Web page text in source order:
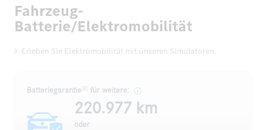
Fahrzeug-
Batterie/Elektromobilität
Erleben Sie Elektromobilität mit unseren Simulatoren.
Batteriegarantie [8] für weitere:
220.977 km
oder